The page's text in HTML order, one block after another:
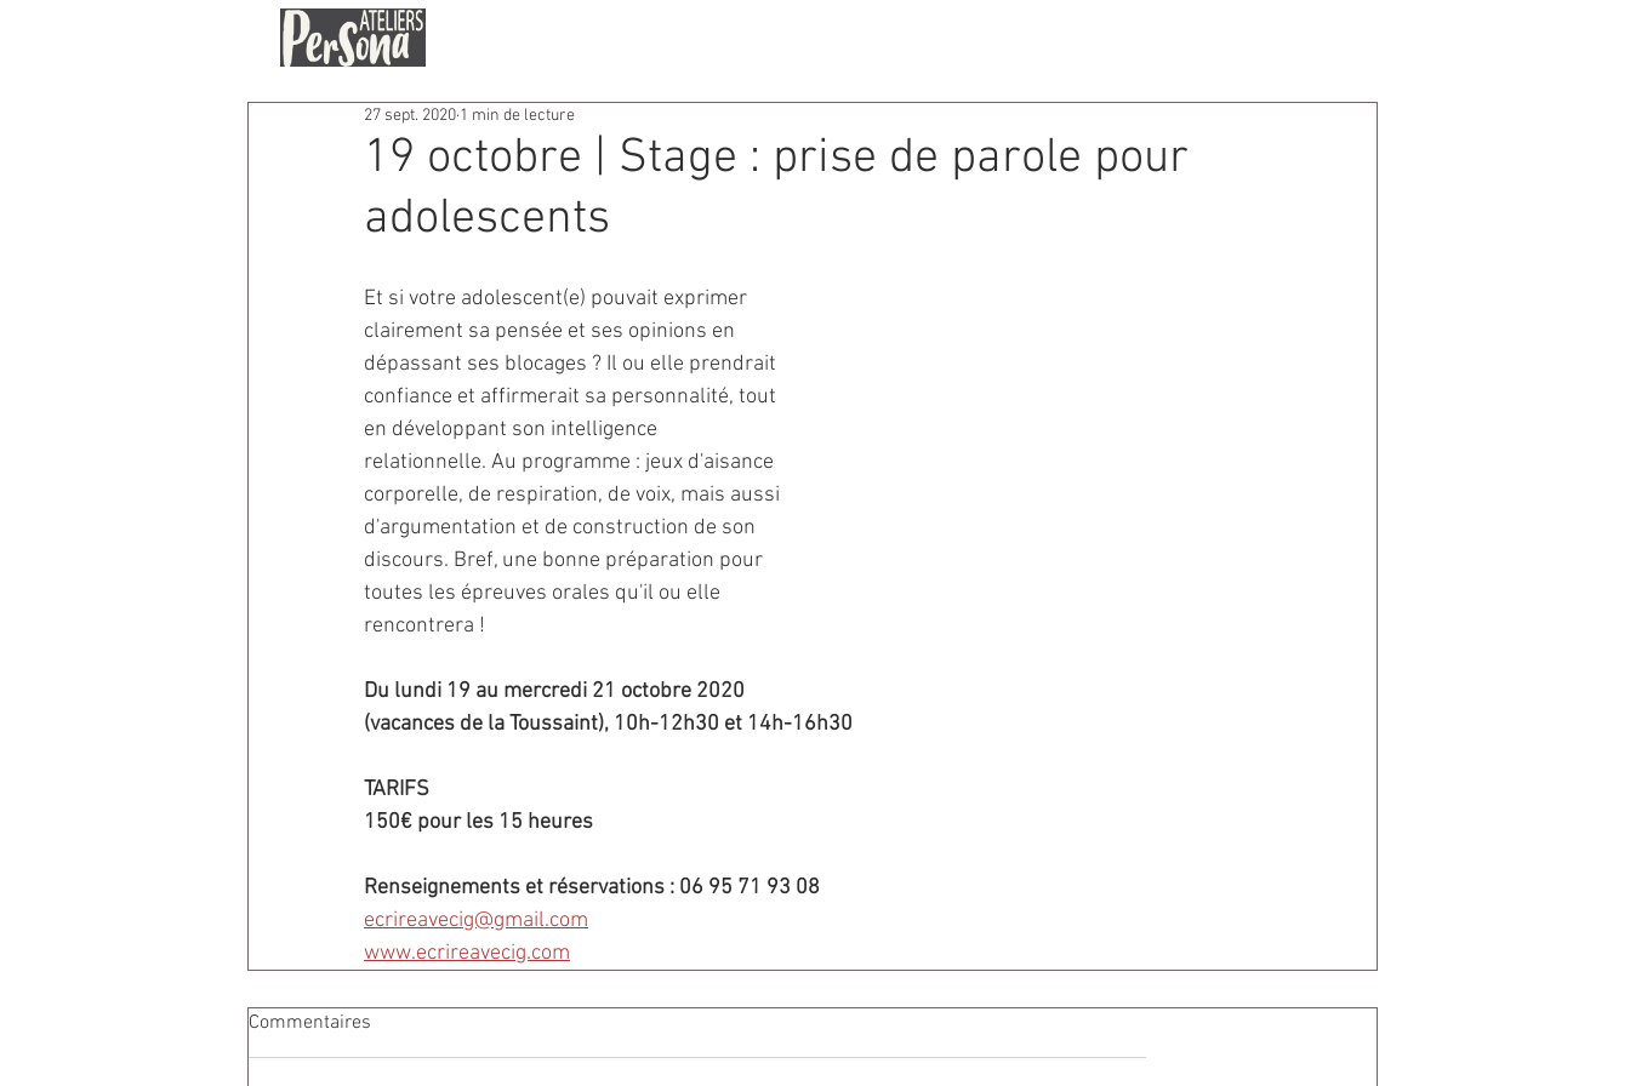
19 octobre | Stage : prise de parole pour
adolescents
27 sept. 2020 1 min de lecture
Et si votre adolescent(e) pouvait exprimer
clairement sa pensée et ses opinions en
dépassant ses blocages ? Il ou elle prendrait
confiance et affirmerait sa personnalité, tout
en développant son intelligence
relationnelle. Au programme : jeux d'aisance
corporelle, de respiration, de voix, mais aussi
d'argumentation et de construction de son
discours. Bref, une bonne préparation pour
toutes les épreuves orales qu'il ou elle
rencontrera !
Du lundi 19 au mercredi 21 octobre 2020
(vacances de la Toussaint), 10h-12h30 et 14h-16h30
TARIFS
150€ pour les 15 heures
Renseignements et réservations : 06 95 71 93 08
ecrireavecig@gmail.com
www.ecrireavecig.com
Commentaires